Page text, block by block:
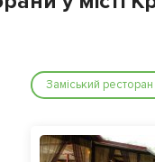
Заміський ресторан